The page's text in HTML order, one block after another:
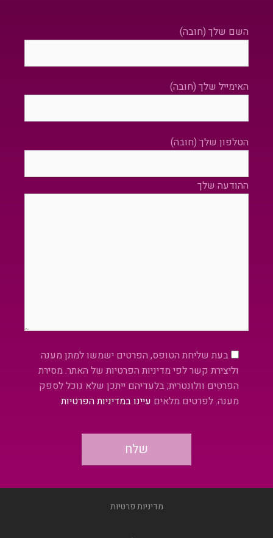
השם שלך (חובה)
האימייל שלך (חובה)
הטלפון שלך (חובה)
ההודעה שלך
בעת שליחת הטופס, הפרטים ישמשו למתן מענה
וליצירת קשר לפי מדיניות הפרטיות של האתר. מסירת
הפרטים וולונטרית; בלעדיהם ייתכן שלא נוכל לספק
מענה. לפרטים מלאים עיינו במדיניות הפרטיות
מדיניות פרטיות